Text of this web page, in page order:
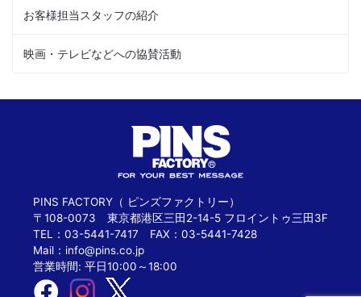
お客様担当スタッフの紹介
映画・テレビなどへの協賛活動
PINS FACTORY（ ピンズファクトリー）
〒108-0073 東京都港区三田2-14-5 フロイントゥ三田3F
TEL：03-5441-7417 FAX：03-5441-7428
Mail： info@pins.co.jp
営業時間: 平日10:00～18:00